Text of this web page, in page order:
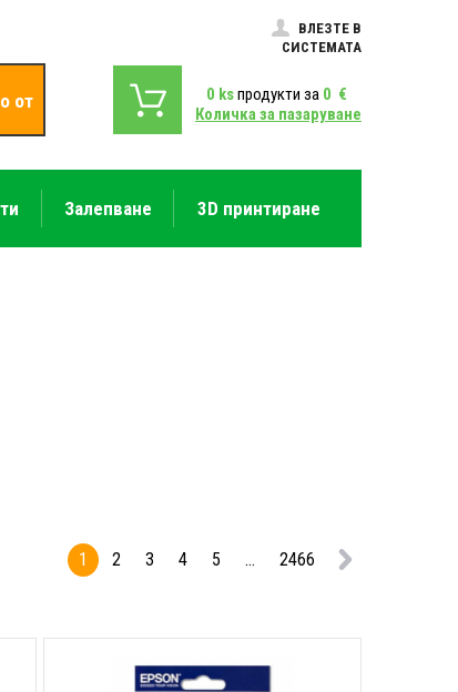
ВЛЕЗТЕ В
СИСТЕМАТА
от 0 ksпродукти за 0 €
Количка за пазаруване
Залепване 3D принтиране
1
2 3 4 5 ... 2466